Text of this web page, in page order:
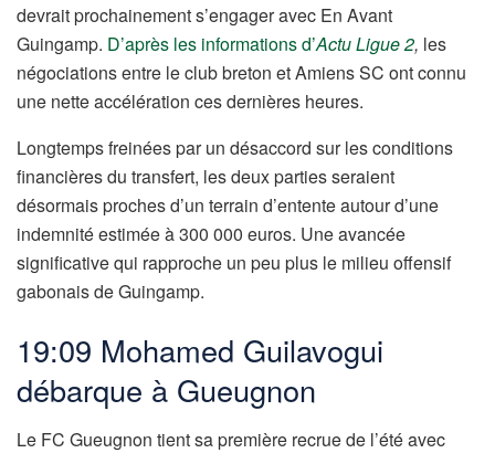
devrait prochainement s’engager avec En Avant
Guingamp. D’après les informations d’Actu Ligue 2, les
négociations entre le club breton et Amiens SC ont connu
une nette accélération ces dernières heures.
Longtemps freinées par un désaccord sur les conditions
financières du transfert, les deux parties seraient
désormais proches d’un terrain d’entente autour d’une
indemnité estimée à 300 000 euros. Une avancée
significative qui rapproche un peu plus le milieu offensif
gabonais de Guingamp.
19:09 Mohamed Guilavogui
débarque à Gueugnon
Le FC Gueugnon tient sa première recrue de l’été avec